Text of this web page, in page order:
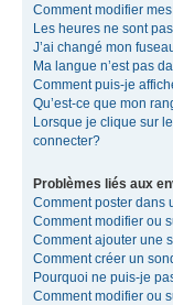
Comment modifier
Les heures ne sont
J’ai changé mon
Ma langue n’est pas
Comment puis-je
Qu’est-ce que mon
Lorsque je clique sur
connecter?
Problèmes liés aux
Comment poster dans
Comment modifier ou
Comment ajouter une
Comment créer un
Pourquoi ne puis-je
Comment modifier ou